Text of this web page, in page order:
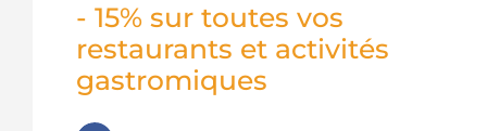
- 15% sur toutes vos
restaurants et activités
gastromiques